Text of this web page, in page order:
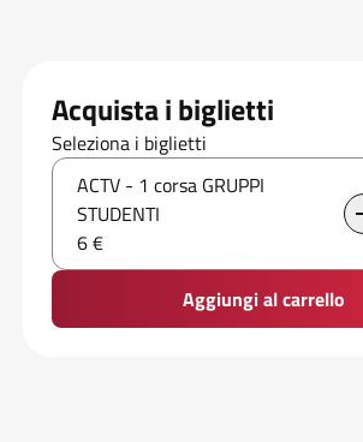
Acquista i biglietti
Seleziona i biglietti
ACTV - 1 corsa GRUPPI
STUDENTI
6 €
Aggiungi al carrello